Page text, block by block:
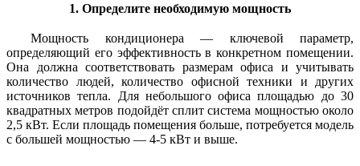
1. Определите необходимую мощность
Мощность кондиционера — ключевой параметр,
определяющий его эффективность в конкретном помещении.
Она должна соответствовать размерам офиса и учитывать
количество людей, количество офисной техники и других
источников тепла. Для небольшого офиса площадью до 30
квадратных метров подойдёт сплит система мощностью около
2,5 кВт. Если площадь помещения больше, потребуется модель
с большей мощностью — 4-5 кВт и выше.